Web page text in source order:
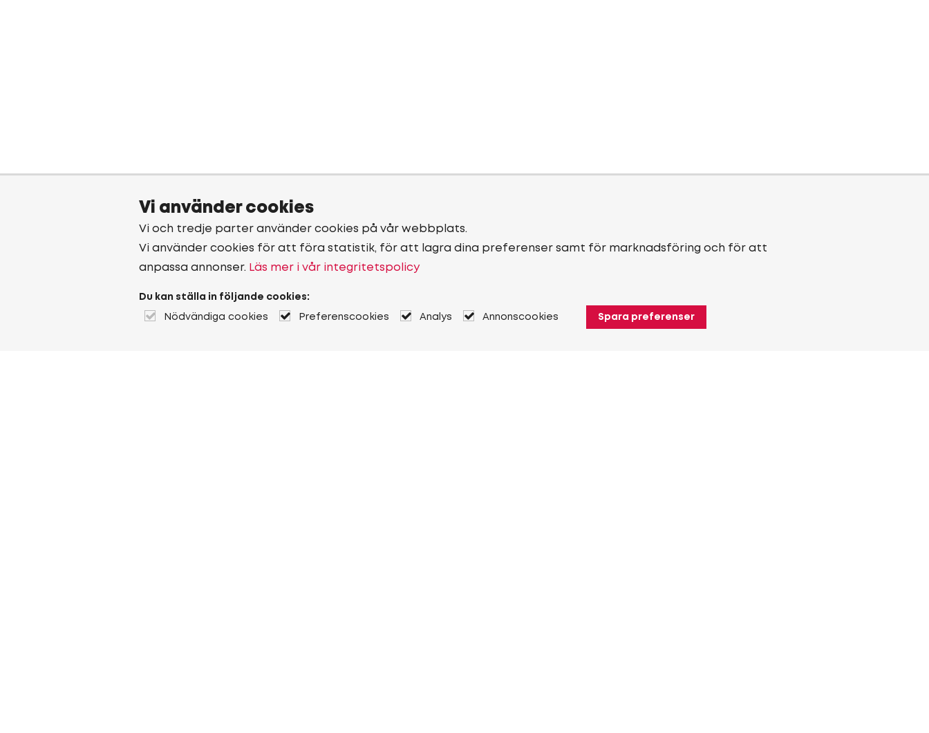
Vi använder cookies
Vi och tredje parter använder cookies på vår webbplats.
Vi använder cookies för att föra statistik, för att lagra dina preferenser samt för marknadsföring och för att
anpassa annonser. Läs mer i vår integritetspolicy
Du kan ställa in följande cookies:
Nödvändiga cookies Preferenscookies Analys Annonscookies Spara preferenser